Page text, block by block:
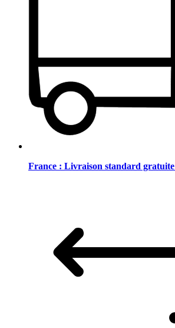
France : Livraison standard gratuite